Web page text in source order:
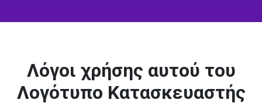
Λόγοι χρήσης αυτού του
Λογότυπο Κατασκευαστής